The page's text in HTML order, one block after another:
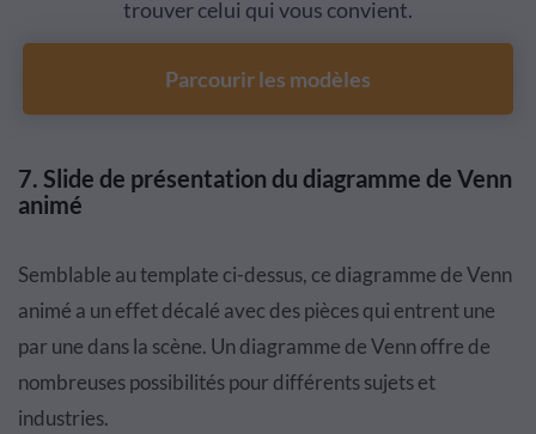
trouver celui qui vous convient.
Parcourir les modèles
7. Slide de présentation du diagramme de Venn
animé
Semblable au template ci-dessus, ce diagramme de Venn
animé a un effet décalé avec des pièces qui entrent une
par une dans la scène. Un diagramme de Venn offre de
nombreuses possibilités pour différents sujets et
industries.